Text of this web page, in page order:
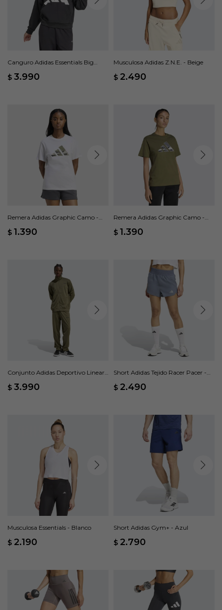
Canguro Adidas Essentials Big
$ 3.990
Musculosa Adidas Z.N.E. - Beige
$ 2.490
Remera Adidas Graphic Camo -
$ 1.390
Remera Adidas Graphic Camo -
$ 1.390
Conjunto Adidas Deportivo Linear -
$ 3.990
Short Adidas Tejido Racer Pacer -
$ 2.490
Musculosa Essentials - Blanco
$ 2.190
Short Adidas Gym+ - Azul
$ 2.790